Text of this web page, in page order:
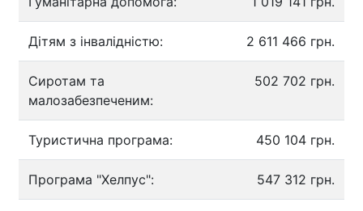
Дітям з інвалідністю: 2 611 466 грн.
Сиротам та
малозабезпеченим:
502 702 грн.
Туристична програма: 450 104 грн.
Програма "Хелпус": 547 312 грн.